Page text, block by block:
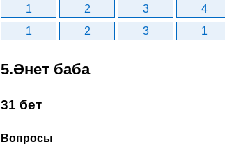
1 2 3 4
1
2 3 1
5.Әнет баба
31 бет
Вопросы